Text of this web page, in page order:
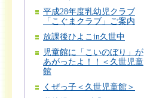
平成28年度乳幼児クラブ
「こぐまクラブ」ご案内
放課後ひよこin久世中
児童館に「こいのぼり」が
あがったよ！！＜久世児童
館
くぜっ子＜久世児童館＞